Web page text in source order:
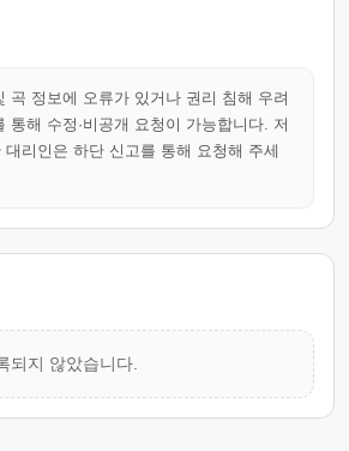
곡 정보에 오류가 있거나 권리 침해 우려
통해 수정·비공개 요청이 가능합니다. 저
리인은 하단 신고를 통해 요청해 주세
되지 않았습니다.